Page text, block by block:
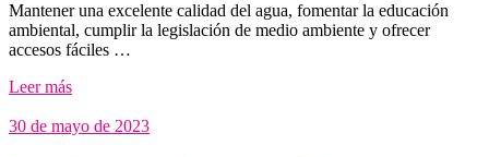
Mantener una excelente calidad del agua, fomentar la educación
ambiental, cumplir la legislación de medio ambiente y ofrecer
accesos fáciles …
Leer más
30 de mayo de 2023